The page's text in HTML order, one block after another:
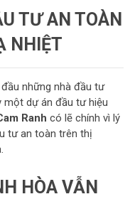
TƯ AN TOÀN
NHIỆT
những nhà đầu tư
một dự án đầu tư hiệu
Ranh có lẽ chính vì lý
tư an toàn trên thị
HÒA VẪN